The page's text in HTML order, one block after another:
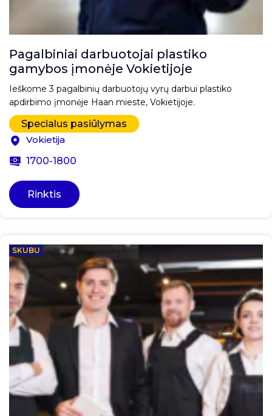
Pagalbiniai darbuotojai plastiko
gamybos įmonėje Vokietijoje
Ieškome 3 pagalbinių darbuotojų vyrų darbui plastiko
apdirbimo įmonėje Haan mieste, Vokietijoje.
Specialus pasiūlymas
Vokietija
1700-1800
Rinktis
SKUBU